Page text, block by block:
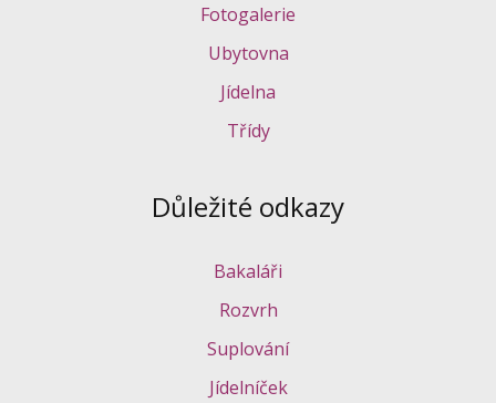
Fotogalerie
Ubytovna
Jídelna
Třídy
Důležité odkazy
Bakaláři
Rozvrh
Suplování
Jídelníček